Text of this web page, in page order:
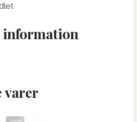
information
varer